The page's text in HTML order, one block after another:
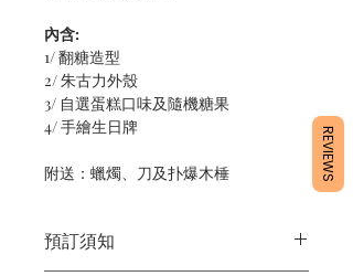
內含:
1/ 翻糖造型
2/ 朱古力外殼
3/ 自選蛋糕口味及隨機糖果
4/ 手繪生日牌
附送：蠟燭、刀及扑爆木棰
預訂須知
REVIEWS